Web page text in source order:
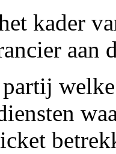
kader
aan
partij